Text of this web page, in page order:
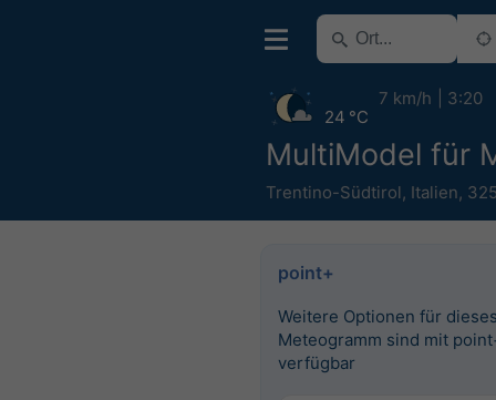
MultiModel für
Trentino-Südtirol, Italien,
24 °C
7 km/h 3:20
point+
Weitere Optionen für
Meteogramm sind mit
verfügbar